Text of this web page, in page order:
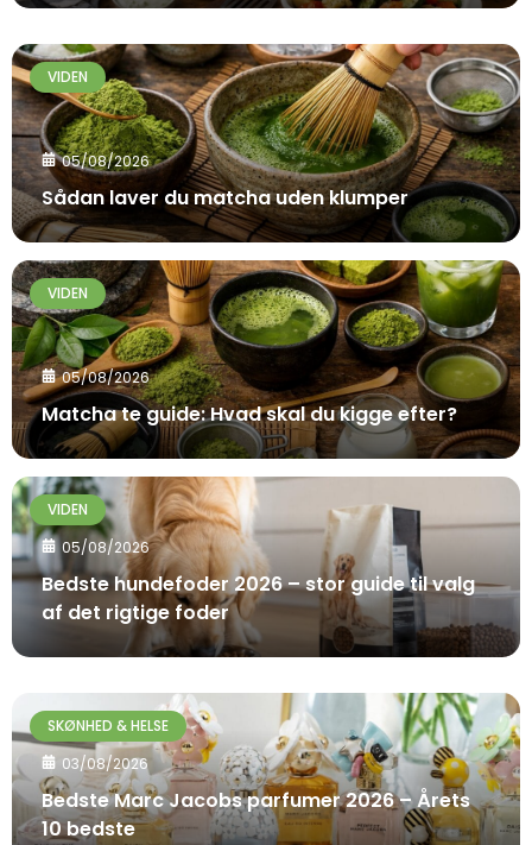
VIDEN
05/08/2026
Sådan laver du matcha uden klumper
VIDEN
05/08/2026
Matcha te guide: Hvad skal du kigge efter?
VIDEN
05/08/2026
Bedste hundefoder 2026 – stor guide til valg
af det rigtige foder
SKØNHED & HELSE
03/08/2026
Bedste Marc Jacobs parfumer 2026 – Årets
10 bedste